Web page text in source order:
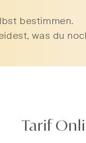
bestimmen.
was du
Tarif